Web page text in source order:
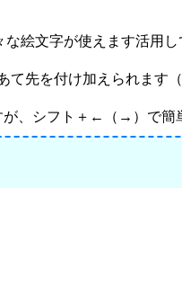
絵文字が使えます活用し
先を付け加えられます
、シフト＋←（→）で簡